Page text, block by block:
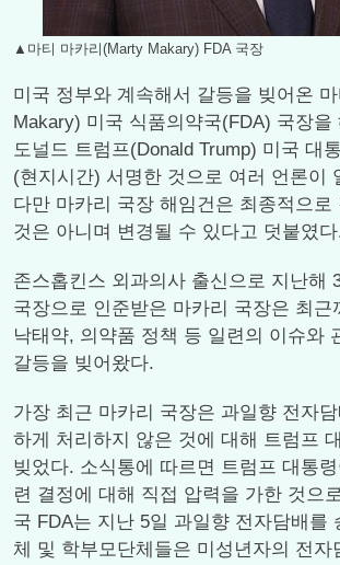
▲마티 마카리(Marty Makary) FDA 국장
미국 정부와 계속해서 갈등을 빚어온
Makary) 미국 식품의약국(FDA) 국장을
도널드 트럼프(Donald Trump) 미국 대
(현지시간) 서명한 것으로 여러 언론이
다만 마카리 국장 해임건은 최종적으로
것은 아니며 변경될 수 있다고 덧붙였
존스홉킨스 외과의사 출신으로 지난해
국장으로 인준받은 마카리 국장은 최근
낙태약, 의약품 정책 등 일련의 이슈와
갈등을 빚어왔다.
가장 최근 마카리 국장은 과일향 전자
하게 처리하지 않은 것에 대해 트럼프
빚었다. 소식통에 따르면 트럼프 대통
련 결정에 대해 직접 압력을 가한 것으
국 FDA는 지난 5일 과일향 전자담배를
체 및 학부모단체들은 미성년자의 전자